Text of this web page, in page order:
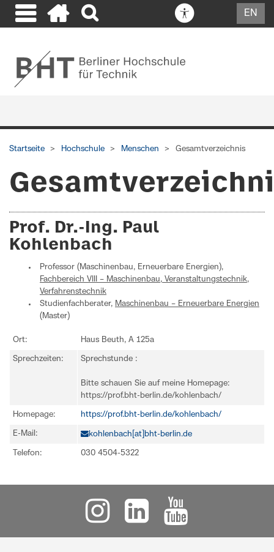
EN
Startseite Hochschule Menschen Gesamtverzeichnis
Prof. Dr.-Ing. Paul
Kohlenbach
Professor (Maschinenbau, Erneuerbare Energien),
Fachbereich VIII – Maschinenbau, Veranstaltungstechnik,
Verfahrenstechnik
Studienfachberater, Maschinenbau – Erneuerbare Energien
(Master)
Ort: Haus Beuth, A 125a
Sprechzeiten: Sprechstunde :
Bitte schauen Sie auf meine Homepage:
https://prof.bht-berlin.de/kohlenbach/
Homepage: https://prof.bht-berlin.de/kohlenbach/
E-Mail: kohlenbach[at]bht-berlin.de
Telefon: 030 4504-5322